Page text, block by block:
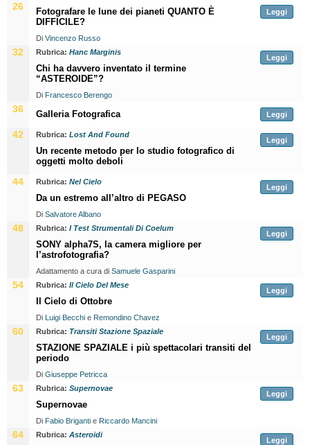
26 Leggi
Fotografare le lune dei pianeti QUANTO È
DIFFICILE?
Di Vincenzo Russo
32 Leggi
Rubrica: Hanc Marginis
Chi ha davvero inventato il termine
“ASTEROIDE”?
Di Francesco Berengo
36 Leggi
Galleria Fotografica
42 Leggi
Rubrica: Lost And Found
Un recente metodo per lo studio fotografico di
oggetti molto deboli
44 Leggi
Rubrica: Nel Cielo
Da un estremo all’altro di PEGASO
Di Salvatore Albano
48 Leggi
Rubrica: I Test Strumentali Di Coelum
SONY alpha7S, la camera migliore per
l’astrofotografia?
Adattamento a cura di Samuele Gasparini
54 Leggi
Rubrica: Il Cielo Del Mese
Il Cielo di Ottobre
Di Luigi Becchi e Remondino Chavez
60 Leggi
Rubrica: Transiti Stazione Spaziale
STAZIONE SPAZIALE i più spettacolari transiti del
periodo
Di Giuseppe Petricca
63 Leggi
Rubrica: Supernovae
Supernovae
Di Fabio Briganti e Riccardo Mancini
64 Leggi
Rubrica: Asteroidi